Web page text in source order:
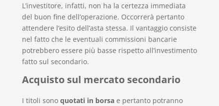
L’investitore, infatti, non ha la certezza immediata
del buon fine dell’operazione. Occorrerà pertanto
attendere l’esito dell’asta stessa. Il vantaggio consiste
nel fatto che le eventuali commissioni bancarie
potrebbero essere più basse rispetto all’investimento
fatto sul secondario.
Acquisto sul mercato secondario
I titoli sono quotati in borsae pertanto potranno